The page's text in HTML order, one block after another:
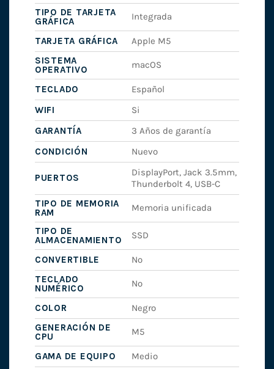
TIPO DE TARJETA
GRÁFICA
Integrada
TARJETA GRÁFICA
Apple M5
SISTEMA
OPERATIVO
macOS
TECLADO
Español
WIFI
Si
GARANTÍA
3 Años de garantía
CONDICIÓN
Nuevo
PUERTOS
DisplayPort, Jack 3.5mm,
Thunderbolt 4, USB-C
TIPO DE MEMORIA
RAM
Memoria unificada
TIPO DE
ALMACENAMIENTO
SSD
CONVERTIBLE
No
TECLADO
NUMÉRICO
No
COLOR
Negro
GENERACIÓN DE
CPU
M5
GAMA DE EQUIPO
Medio